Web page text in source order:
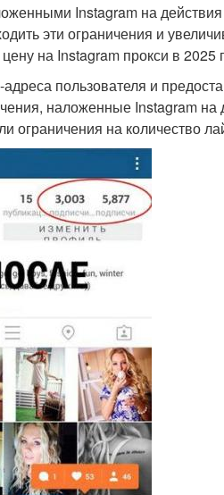
Instagram на действия
эти ограничения и
на Instagram прокси в 2025
пользователя и
наложенные Instagram на
ограничения на количество